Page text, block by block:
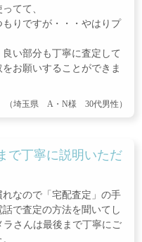
てて、
りですが・・・やはりプ
い部分も丁寧に査定して
お願いすることができま
（埼玉県 A・N様 30代男性）
で丁寧に説明いただ
なので「宅配査定」の手
で査定の方法を聞いてし
ラさんは最後まで丁寧にご